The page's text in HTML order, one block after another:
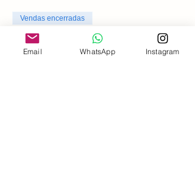
Vendas encerradas
Tipo de ingresso
Acesso geral
Email WhatsApp Instagram